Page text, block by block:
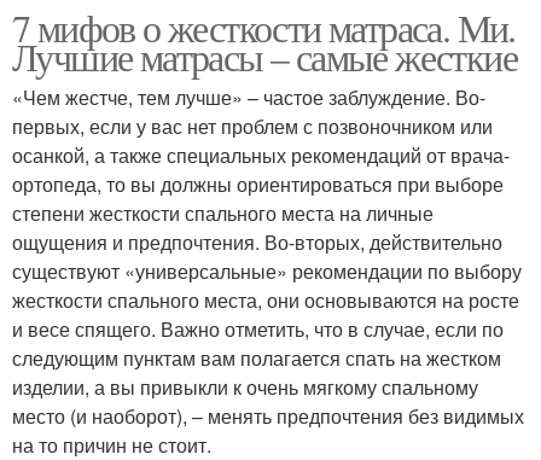
7 мифов о жесткости матраса. Ми.
Лучшие матрасы – самые жесткие
«Чем жестче, тем лучше» – частое заблуждение. Во-
первых, если у вас нет проблем с позвоночником или
осанкой, а также специальных рекомендаций от врача-
ортопеда, то вы должны ориентироваться при выборе
степени жесткости спального места на личные
ощущения и предпочтения. Во-вторых, действительно
существуют «универсальные» рекомендации по выбору
жесткости спального места, они основываются на росте
и весе спящего. Важно отметить, что в случае, если по
следующим пунктам вам полагается спать на жестком
изделии, а вы привыкли к очень мягкому спальному
место (и наоборот), – менять предпочтения без видимых
на то причин не стоит.